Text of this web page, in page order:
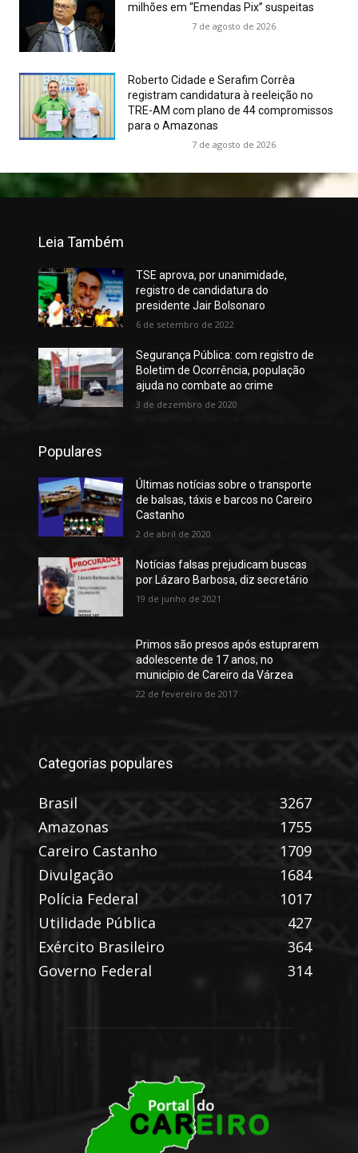
milhões em “Emendas Pix” suspeitas
7 de agosto de 2026
Roberto Cidade e Serafim Corrêa
registram candidatura à reeleição no
TRE-AM com plano de 44 compromissos
para o Amazonas
7 de agosto de 2026
Leia Também
TSE aprova, por unanimidade,
registro de candidatura do
presidente Jair Bolsonaro
6 de setembro de 2022
Segurança Pública: com registro de
Boletim de Ocorrência, população
ajuda no combate ao crime
3 de dezembro de 2020
Populares
Últimas notícias sobre o transporte
de balsas, táxis e barcos no Careiro
Castanho
2 de abril de 2020
Notícias falsas prejudicam buscas
por Lázaro Barbosa, diz secretário
19 de junho de 2021
Primos são presos após estuprarem
adolescente de 17 anos, no
município de Careiro da Várzea
22 de fevereiro de 2017
Categorias populares
Brasil
3267
Amazonas
1755
Careiro Castanho
1709
Divulgação
1684
Polícia Federal
1017
Utilidade Pública
427
Exército Brasileiro
364
Governo Federal
314